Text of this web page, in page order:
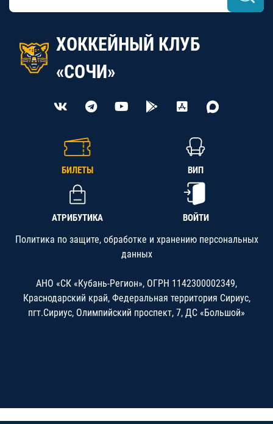
ХОККЕЙНЫЙ КЛУБ
«СОЧИ»
БИЛЕТЫ ВИП
АТРИБУТИКА ВОЙТИ
Политика по защите, обработке и хранению персональных
данных
АНО «СК «Кубань-Регион», ОГРН 1142300002349,
Краснодарский край, Федеральная территория Сириус,
пгт.Сириус, Олимпийский проспект, 7, ДС «Большой»